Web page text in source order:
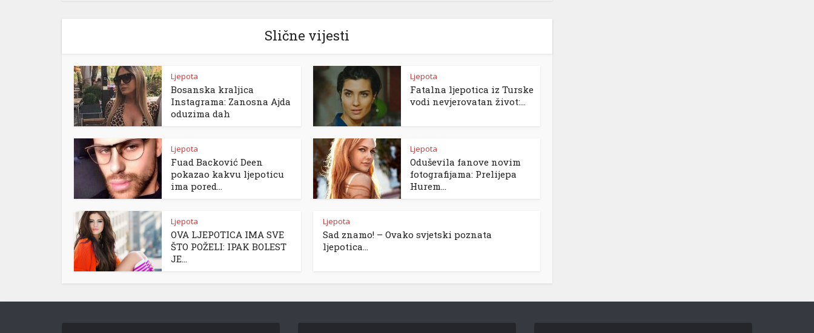
Slične vijesti
Ljepota
Bosanska kraljica
Instagrama: Zanosna Ajda
oduzima dah
Ljepota
Fatalna ljepotica iz Turske
vodi nevjerovatan život:...
Ljepota
Fuad Backović Deen
pokazao kakvu ljepoticu
ima pored...
Ljepota
Oduševila fanove novim
fotografijama: Prelijepa
Hurem...
Ljepota
OVA LJEPOTICA IMA SVE
ŠTO POŽELI: IPAK BOLEST
JE...
Ljepota
Sad znamo! – Ovako svjetski poznata
ljepotica...